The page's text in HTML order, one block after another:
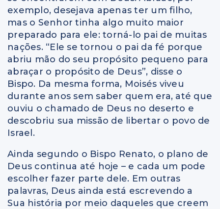
exemplo, desejava apenas ter um filho,
mas o Senhor tinha algo muito maior
preparado para ele: torná-lo pai de muitas
nações. “Ele se tornou o pai da fé porque
abriu mão do seu propósito pequeno para
abraçar o propósito de Deus”, disse o
Bispo. Da mesma forma, Moisés viveu
durante anos sem saber quem era, até que
ouviu o chamado de Deus no deserto e
descobriu sua missão de libertar o povo de
Israel.
Ainda segundo o Bispo Renato, o plano de
Deus continua até hoje – e cada um pode
escolher fazer parte dele. Em outras
palavras, Deus ainda está escrevendo a
Sua história por meio daqueles que creem